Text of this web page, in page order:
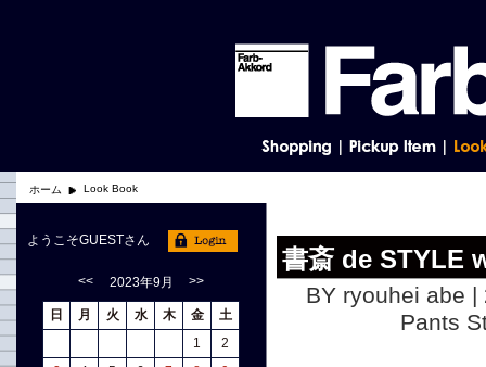
ホーム Look Book
書斎 de STYLE
BY ryouhei abe
Pants
ようこそGUESTさん
<< 2023年9月 >>
日 月 火 水 木 金
土
1
2